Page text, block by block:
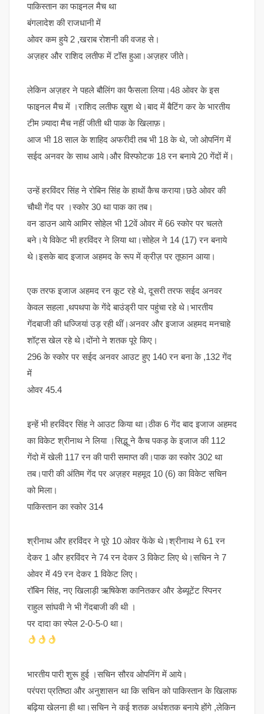
पाकिस्तान का फाइनल मैच था
बंगलादेश की राजधानी में
ओवर कम हुये 2 ,खराब रोशनी की वजह से।
अज़हर और राशिद लतीफ में टॉस हुआ।अज़हर जीते।
लेकिन अज़हर ने पहले बौलिंग का फैसला लिया।48 ओवर के इस
फाइनल मैच में ।राशिद लतीफ खुश थे।बाद में बैटिंग कर के भारतीय
टीम ज़्यादा मैच नहीं जीती थी पाक के खिलाफ़।
आज भी 18 साल के शाहिद अफरीदी तब भी 18 के थे, जो ओपनिंग में
सईद अनवर के साथ आये।और विस्फोटक 18 रन बनाये 20 गेंदों में।
उन्हें हरविंदर सिंह ने रोबिन सिंह के हाथों कैच कराया।छठे ओवर की
चौथी गेंद पर ।स्कोर 30 था पाक का तब।
वन डाउन आये आमिर सोहेल भी 12वें ओवर में 66 स्कोर पर चलते
बने।ये विकेट भी हरविंदर ने लिया था।सोहेल ने 14 (17) रन बनाये
थे।इसके बाद इजाज अहमद के रूप में क्रीज़ पर तूफान आया।
एक तरफ इजाज अहमद रन कूट रहे थे, दूसरी तरफ सईद अनवर
केवल सहला ,थपथपा के गेंदे बाउंड्री पार पहुंचा रहे थे।भारतीय
गेंदबाजी की धज्जियां उड़ रही थीं।अनवर और इजाज अहमद मनचाहे
शॉट्स खेल रहे थे।दोंनो ने शतक पूरे किए।
296 के स्कोर पर सईद अनवर आउट हुए 140 रन बना के ,132 गेंद
में
ओवर 45.4
इन्हें भी हरविंदर सिंह ने आउट किया था।ठीक 6 गेंद बाद इजाज अहमद
का विकेट श्रीनाथ ने लिया ।सिद्भू ने कैच पकड़ के इजाज की 112
गेंदो में खेली 117 रन की पारी समाप्त की।पाक का स्कोर 302 था
तब।पारी की अंतिम गेंद पर अज़हर महमूद 10 (6) का विकेट सचिन
को मिला।
पाकिस्तान का स्कोर 314
श्रीनाथ और हरविंदर ने पूरे 10 ओवर फेंके थे।श्रीनाथ ने 61 रन
देकर 1 और हरविंदर ने 74 रन देकर 3 विकेट लिए थे।सचिन ने 7
ओवर में 49 रन देकर 1 विकेट लिए।
रॉबिन सिंह, नए खिलाड़ी ऋषिकेश कानितकर और डेब्यूटेंट स्पिनर
राहुल सांघवी ने भी गेंदबाजी की थी ।
पर दादा का स्पेल 2-0-5-0 था।
भारतीय पारी शुरू हुई ।सचिन सौरव ओपनिंग में आये।
परंपरा प्रतिष्ठा और अनुशासन था कि सचिन को पाकिस्तान के खिलाफ
बढ़िया खेलना ही था।सचिन ने कई शतक अर्धशतक बनाये होंगे ,लेकिन